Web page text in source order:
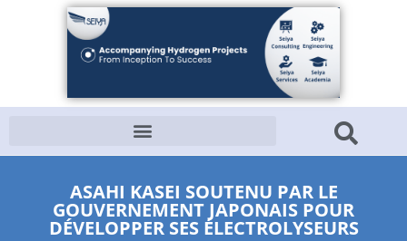
ASAHI KASEI SOUTENU PAR LE
GOUVERNEMENT JAPONAIS POUR
DÉVELOPPER SES ÉLECTROLYSEURS